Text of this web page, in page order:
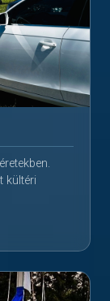
kültéri